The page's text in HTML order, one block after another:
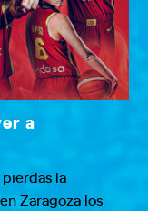
a
la
Zaragoza los